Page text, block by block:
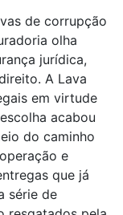
de corrupção
olha
jurídica,
A Lava
em virtude
acabou
do caminho
e
que já
série de